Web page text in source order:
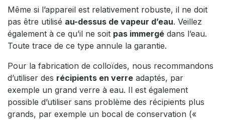
Même si l’appareil est relativement robuste, il ne doit
pas être utilisé au-dessus de vapeur d’eau. Veillez
également à ce qu’il ne soit pas immergé dans l’eau.
Toute trace de ce type annule la garantie.
Pour la fabrication de colloïdes, nous recommandons
d’utiliser des récipients en verre adaptés, par
exemple un grand verre à eau. Il est également
possible d’utiliser sans problème des récipients plus
grands, par exemple un bocal de conservation («